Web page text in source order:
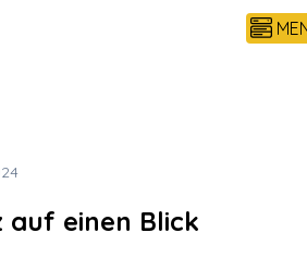
auf einen Blick